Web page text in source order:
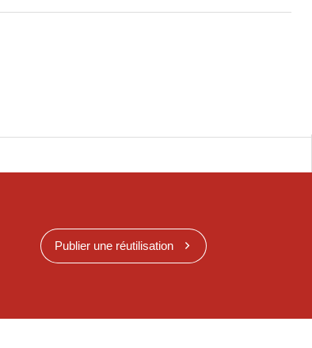
Publier une réutilisation